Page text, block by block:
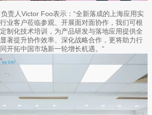
责人Victor Foo表示：“全新落成的上海应用实
业客户莅临参观、开展面对面协作，我们可根
制化技术培训，为产品研发与落地应用提供全
著提升协作效率、深化战略合作，更将助力行
开拓中国市场新一轮增长机遇。”